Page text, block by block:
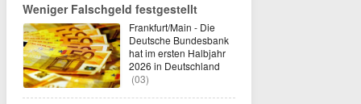
Weniger Falschgeld festgestellt
Frankfurt/Main - Die
Deutsche Bundesbank
hat im ersten Halbjahr
2026 in Deutschland
(03)